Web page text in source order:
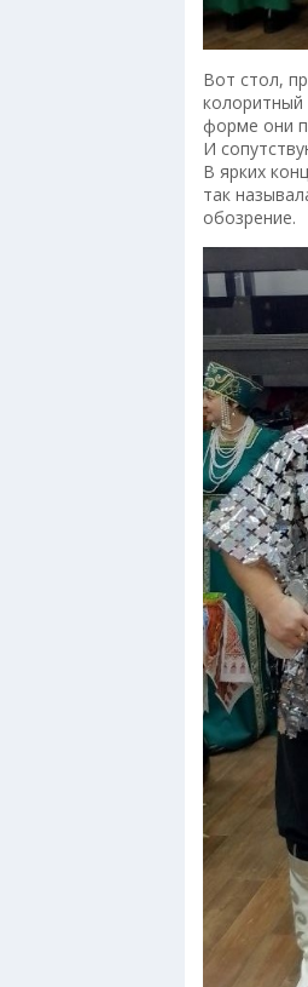
Вот стол,
колоритный
форме они
И
В ярких
так
обозрение.